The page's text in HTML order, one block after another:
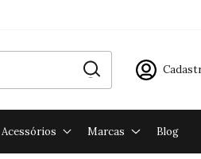
Acessórios Marcas Blog